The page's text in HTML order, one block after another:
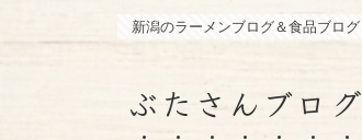
新潟のラーメンブログ＆食品ブログ
ぶたさんブログ